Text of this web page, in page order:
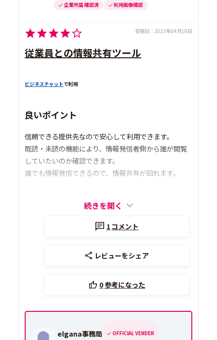
企業所属 確認済 利用画像確認
投稿日： 2023年04月18日
従業員との情報共有ツール
ビジネスチャットで利用
良いポイント
信頼できる提供先なので安心して利用できます。
既読・未読の機能により、情報発信者側から誰が閲覧
していたいのか確認できます。
誰でも情報発信できるので、情報共有が図れます。
続きを開く
1 コメント
レビューをシェア
0参考になった
elgana事務局 OFFICIAL VENDER